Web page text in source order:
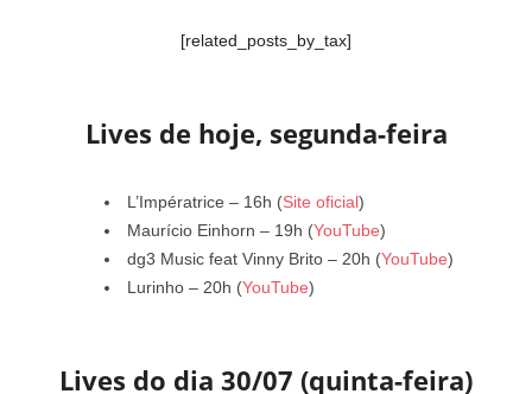
[related_posts_by_tax]
Lives de hoje, segunda-feira
L’Impératrice – 16h (Site oficial)
Maurício Einhorn – 19h (YouTube)
dg3 Music feat Vinny Brito – 20h (YouTube)
Lurinho – 20h (YouTube)
Lives do dia 30/07 (quinta-feira)